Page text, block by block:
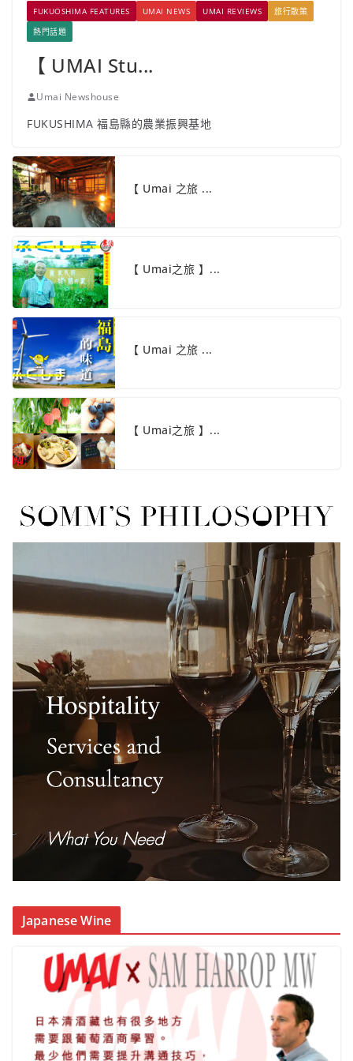
FUKUOSHIMA FEATURES UMAI NEWS UMAI REVIEWS
旅行散策
熱門話題
【 UMAI Stu...
Umai Newshouse
FUKUSHIMA 福島縣的農業振興基地
【 Umai 之旅 ...
【 Umai之旅 】...
【 Umai 之旅 ...
【 Umai之旅 】...
Japanese Wine